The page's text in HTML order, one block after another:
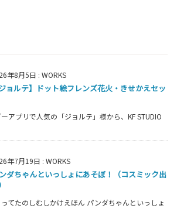
年8月5日 : WORKS
ジョルテ】ドット絵フレンズ花火・きせかえセッ
アプリで人気の「ジョルテ」様から、KF STUDIO
年7月19日 : WORKS
ダちゃんといっしょにあそぼ！（コスミック出
てたのしむしかけえほん パンダちゃんといっしょ